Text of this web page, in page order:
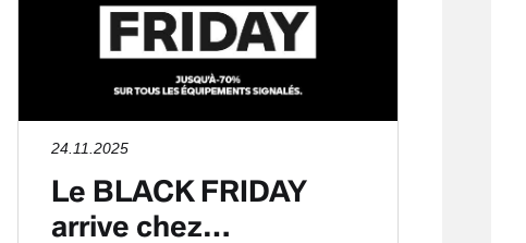
24.11.2025
Le BLACK FRIDAY
arrive chez…